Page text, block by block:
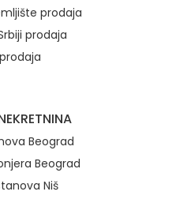
prodaja
prodaja
Beograd
Beograd
Niš